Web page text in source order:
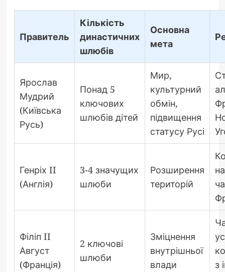
Правитель
Кількість
династичних
шлюбів
Основна
мета
Ярослав
Мудрий
(Київська
Русь)
Понад 5
ключових
шлюбів дітей
Мир,
культурний
обмін,
підвищення
статусу Русі
Генріх II
(Англія)
3-4 значущих
шлюби
Розширення
територій
Філіп II
Август
(Франція)
2 ключові
шлюби
Зміцнення
внутрішньої
влади
з